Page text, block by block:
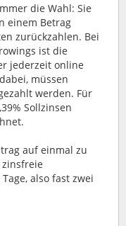
die Wahl: Sie
einem Betrag
zurückzahlen. Bei
ist die
jederzeit online
müssen
werden. Für
Sollzinsen
auf einmal zu
also fast zwei